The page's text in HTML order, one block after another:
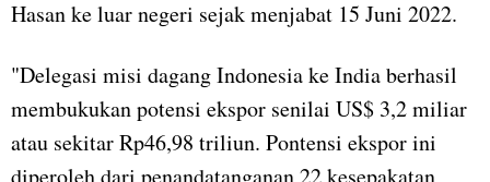
Hasan ke luar negeri sejak menjabat 15 Juni 2022.
"Delegasi misi dagang Indonesia ke India berhasil
membukukan potensi ekspor senilai US$ 3,2 miliar
atau sekitar Rp46,98 triliun. Pontensi ekspor ini